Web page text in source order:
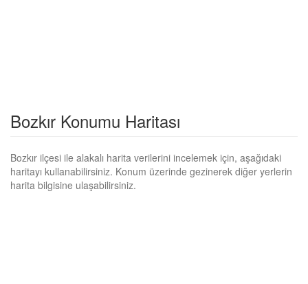
Bozkır Konumu Haritası
Bozkır ilçesi ile alakalı harita verilerini incelemek için, aşağıdaki
haritayı kullanabilirsiniz. Konum üzerinde gezinerek diğer yerlerin
harita bilgisine ulaşabilirsiniz.